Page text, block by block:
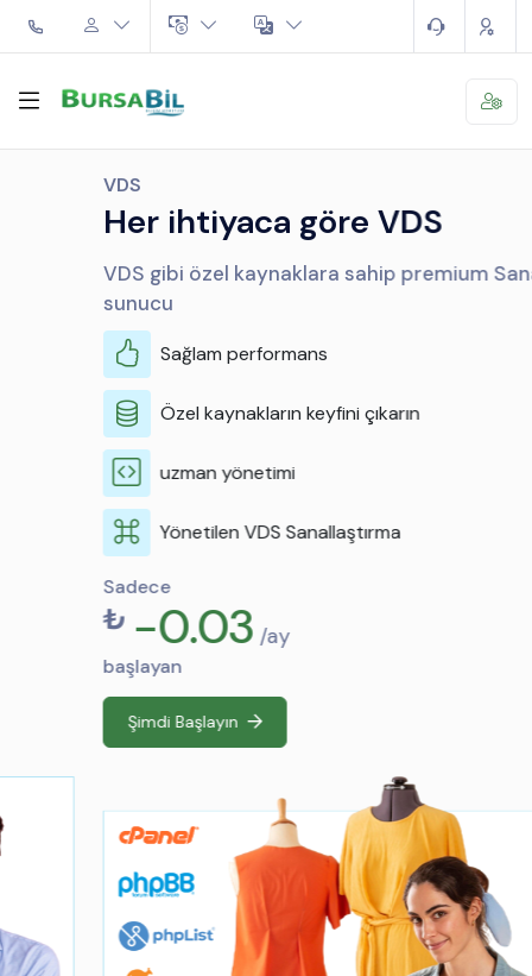
Her ihtiyaca göre VDS
VDS gibi özel kaynaklara sahip premium Sanal
Sağlam performans
Özel kaynakların keyfini çıkarın
uzman yönetimi
Yönetilen VDS Sanallaştırma
-0.03 /ay
Şimdi Başlayın